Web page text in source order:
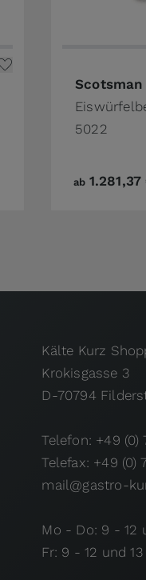
chosen on theScotsman
5022
The price
ab 1.281,37
Kälte Kurz
Krokisgasse 3
D-70794
Telefon: +49 (0)
Telefax: +49 (0)
mail@gastro-
Mo - Do: 9 - 12
Fr: 9 - 12 und